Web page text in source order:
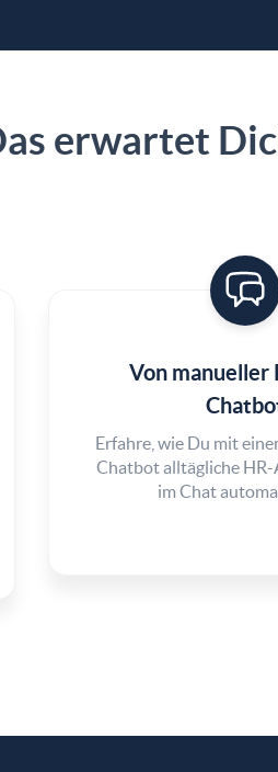
erwartet
Von manueller
Erfahre, wie Du mit
Chatbot alltägliche
im Chat